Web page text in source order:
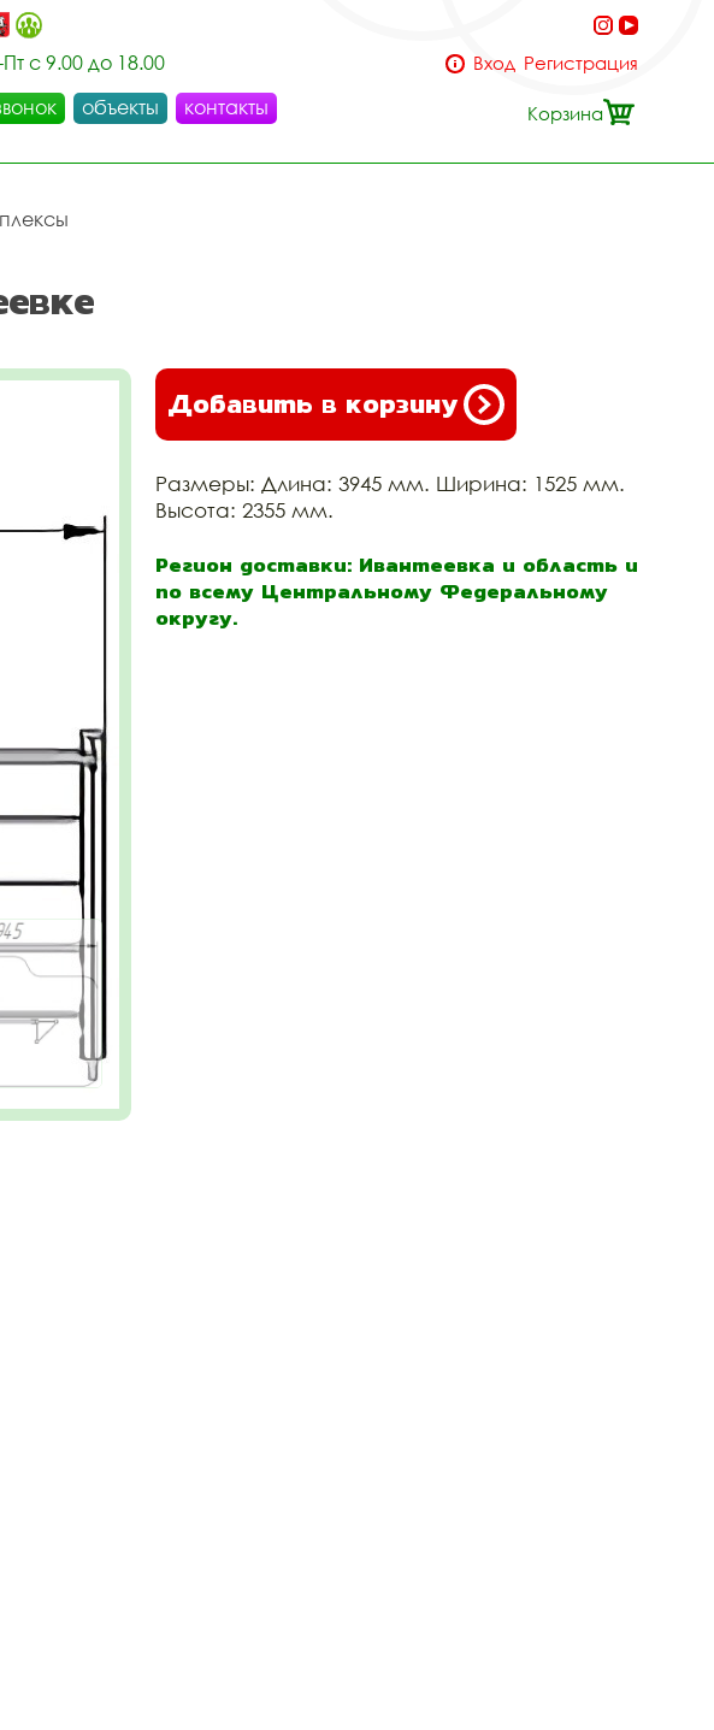
с 9.00 до 18.00
объекты контакты
Вход Регистрация
Корзина
Добавить в корзину
Размеры: Длина: 3945 мм. Ширина: 1525 мм.
Высота: 2355 мм.
Регион доставки: Ивантеевка и область и
по всему Центральному Федеральному
округу.